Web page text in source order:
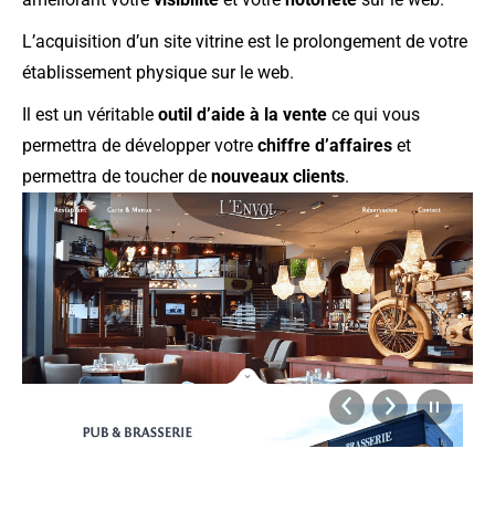
L’acquisition d’un site vitrine est le prolongement de votre
établissement physique sur le web.
Il est un véritable outil d’aide à la vente ce qui vous
permettra de développer votre chiffre d’affaires et
permettra de toucher de nouveaux clients.